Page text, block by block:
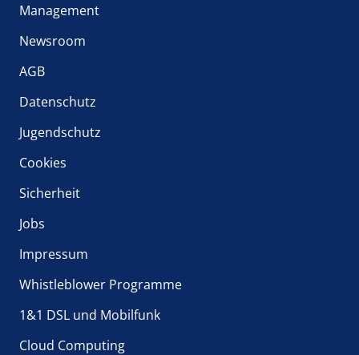
Management
Newsroom
AGB
Datenschutz
Jugendschutz
Cookies
Sicherheit
Jobs
Impressum
Whistleblower Programme
1&1 DSL und Mobilfunk
Cloud Computing